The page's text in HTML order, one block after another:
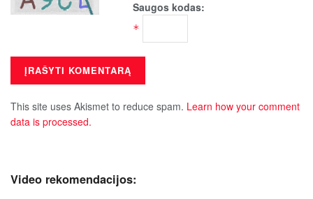
Saugos kodas:
*
This site uses Akismet to reduce spam. Learn how your comment
data is processed.
Video rekomendacijos: